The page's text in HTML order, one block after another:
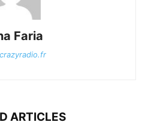
Faria
ARTICLES